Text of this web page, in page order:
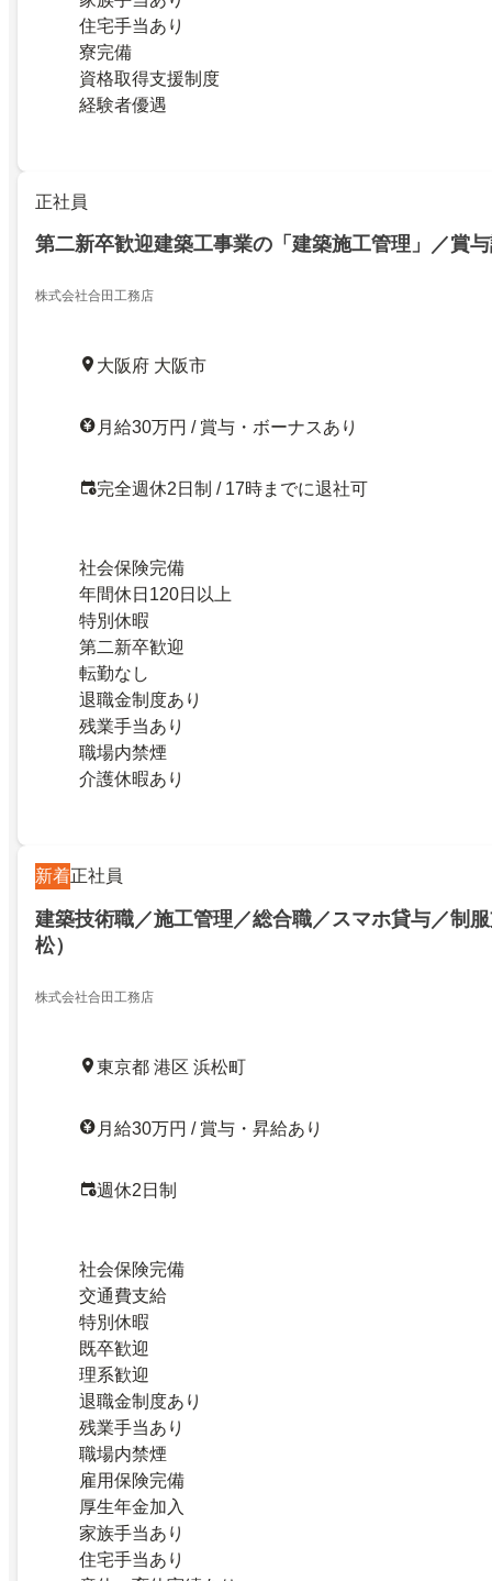
住宅手当あり
寮完備
資格取得支援制度
経験者優遇
正社員
第二新卒歓迎建築工事業の「建築施工管理」／賞
株式会社合田工務店
大阪府 大阪市
月給30万円 / 賞与・ボーナスあり
完全週休2日制 / 17時までに退社可
社会保険完備
年間休日120日以上
特別休暇
第二新卒歓迎
転勤なし
退職金制度あり
残業手当あり
職場内禁煙
介護休暇あり
新着正社員
建築技術職／施工管理／総合職／スマホ貸与／制
松）
株式会社合田工務店
東京都 港区 浜松町
月給30万円 / 賞与・昇給あり
週休2日制
社会保険完備
交通費支給
特別休暇
既卒歓迎
理系歓迎
退職金制度あり
残業手当あり
職場内禁煙
雇用保険完備
厚生年金加入
家族手当あり
住宅手当あり